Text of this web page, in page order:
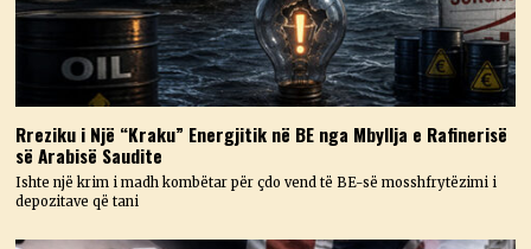
Rreziku i Një “Kraku” Energjitik në BE nga Mbyllja e Rafinerisë
së Arabisë Saudite
Ishte një krim i madh kombëtar për çdo vend të BE-së mosshfrytëzimi i
depozitave që tani